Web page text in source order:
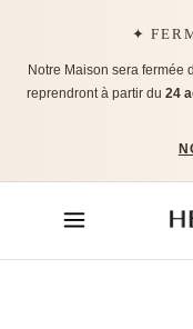
✦
Notre Maison sera fermée
reprendront à partir du 24